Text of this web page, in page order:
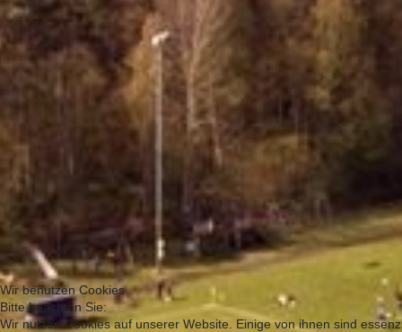
Wir benutzen Cookies
Bitte beachten Sie:
Wir nutzen Cookies auf unserer Website. Einige von ihnen sind